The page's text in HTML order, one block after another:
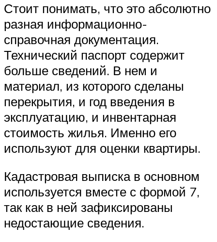
Стоит понимать, что это абсолютно
разная информационно-
справочная документация.
Технический паспорт содержит
больше сведений. В нем и
материал, из которого сделаны
перекрытия, и год введения в
эксплуатацию, и инвентарная
стоимость жилья. Именно его
используют для оценки квартиры.
Кадастровая выписка в основном
используется вместе с формой 7,
так как в ней зафиксированы
недостающие сведения.